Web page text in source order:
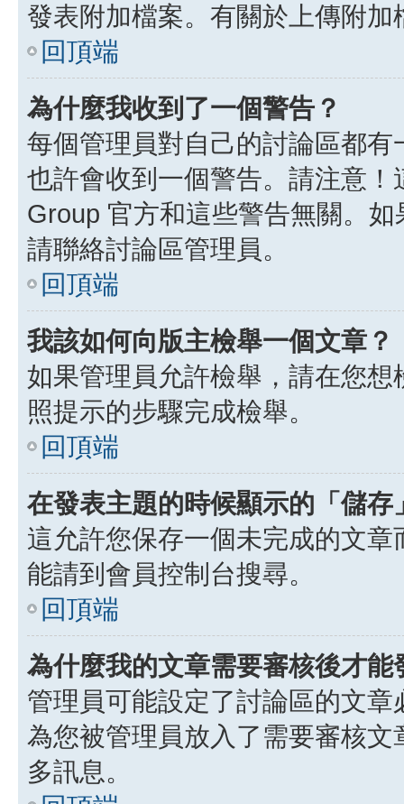
發表附加檔案。有關於上傳附
回頂端
為什麼我收到了一個警告？
每個管理員對自己的討論區都
也許會收到一個警告。請注意
Group 官方和這些警告無關。
請聯絡討論區管理員。
回頂端
我該如何向版主檢舉一個文章？
如果管理員允許檢舉，請在您
照提示的步驟完成檢舉。
回頂端
在發表主題的時候顯示的「儲
這允許您保存一個未完成的文
能請到會員控制台搜尋。
回頂端
為什麼我的文章需要審核後才能
管理員可能設定了討論區的文
為您被管理員放入了需要審核
多訊息。